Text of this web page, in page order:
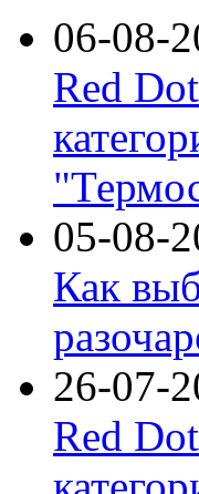
06-08-
Red
05-08-
Как
26-07-
Red